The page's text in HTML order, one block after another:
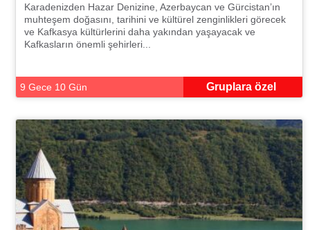
Karadenizden Hazar Denizine, Azerbaycan ve Gürcistan’ın
muhteşem doğasını, tarihini ve kültürel zenginlikleri görecek
ve Kafkasya kültürlerini daha yakından yaşayacak ve
Kafkasların önemli şehirleri...
9 Gece 10 Gün Gruplara özel